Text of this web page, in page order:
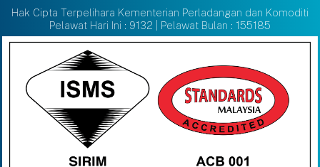
Hak Cipta Terpelihara Kementerian Perladangan dan Komoditi
Pelawat Hari Ini : 9132 | Pelawat Bulan : 155185